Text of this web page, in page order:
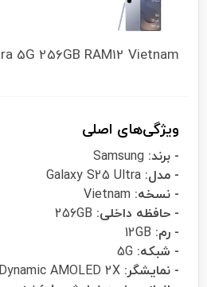
5G 256GB RAM12 Vietnam
ویژگی‌های اصلی
- برند:
- مدل:
- نسخه:
- حافظه داخلی:
- رم:
- شبکه:
- نمایشگر: